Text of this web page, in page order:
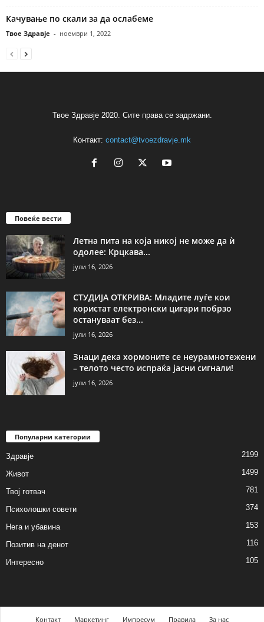
Качување по скали за да ослабеме
Твое Здравје - ноември 1, 2022
Твое Здравје 2020. Сите права се задржани.
Контакт: contact@tvoezdravje.mk
Повеќе вести
Летна пита на која никој не може да ѝ
одолее: Крцкава...
јули 16, 2026
СТУДИЈА ОТКРИВА: Младите луѓе кои
користат електронски цигари побрзо
остануваат без...
јули 16, 2026
Знаци дека хормоните се неурамнотежени
– телото често испраќа јасни сигнали!
јули 16, 2026
Популарни категории
Здравје 2199
Живот 1499
Твој готвач 781
Психолошки совети 374
Нега и убавина 153
Позитив на денот 116
Интересно 105
Контакт Маркетинг Импресум Правила За нас